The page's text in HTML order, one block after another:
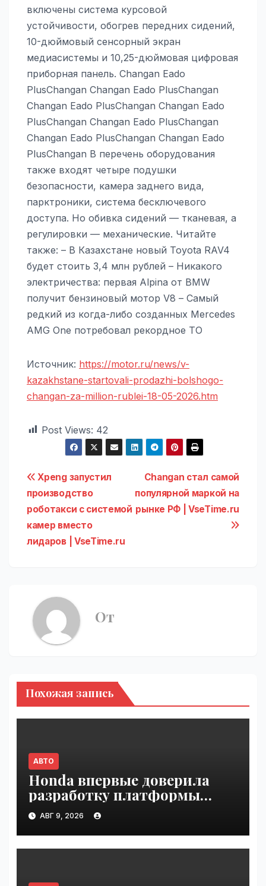
включены система курсовой
устойчивости, обогрев передних сидений,
10-дюймовый сенсорный экран
медиасистемы и 10,25-дюймовая цифровая
приборная панель. Changan Eado
PlusChangan Changan Eado PlusChangan
Changan Eado PlusChangan Changan Eado
PlusChangan Changan Eado PlusChangan
Changan Eado PlusChangan Changan Eado
PlusChangan В перечень оборудования
также входят четыре подушки
безопасности, камера заднего вида,
парктроники, система бесключевого
доступа. Но обивка сидений — тканевая, а
регулировки — механические. Читайте
также: – В Казахстане новый Toyota RAV4
будет стоить 3,4 млн рублей – Никакого
электричества: первая Alpina от BMW
получит бензиновый мотор V8 – Самый
редкий из когда-либо созданных Mercedes
AMG One потребовал рекордное ТО
Источник: https://motor.ru/news/v-
kazakhstane-startovali-prodazhi-bolshogo-
changan-za-million-rublei-18-05-2026.htm
Post Views: 42
Навигация
по
записям
Changan стал самой
популярной маркой на
рынке РФ | VseTime.ru
Xpeng запустил
производство
роботакси с системой
камер вместо
лидаров | VseTime.ru
От
Похожая запись
АВТО
Honda впервые доверила
разработку платформы
индийской компании Tata
Technologies | VseTime.ru
АВГ 9, 2026